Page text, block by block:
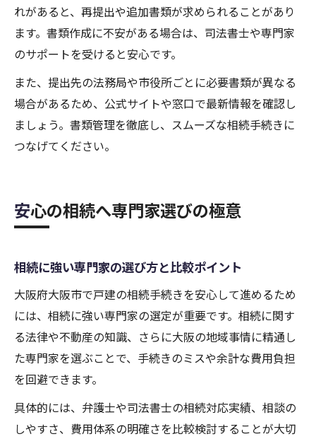
れがあると、再提出や追加書類が求められることがあり
ます。書類作成に不安がある場合は、司法書士や専門家
のサポートを受けると安心です。
また、提出先の法務局や市役所ごとに必要書類が異なる
場合があるため、公式サイトや窓口で最新情報を確認し
ましょう。書類管理を徹底し、スムーズな相続手続きに
つなげてください。
安心の相続へ専門家選びの極意
相続に強い専門家の選び方と比較ポイント
大阪府大阪市で戸建の相続手続きを安心して進めるため
には、相続に強い専門家の選定が重要です。相続に関す
る法律や不動産の知識、さらに大阪の地域事情に精通し
た専門家を選ぶことで、手続きのミスや余計な費用負担
を回避できます。
具体的には、弁護士や司法書士の相続対応実績、相談の
しやすさ、費用体系の明確さを比較検討することが大切